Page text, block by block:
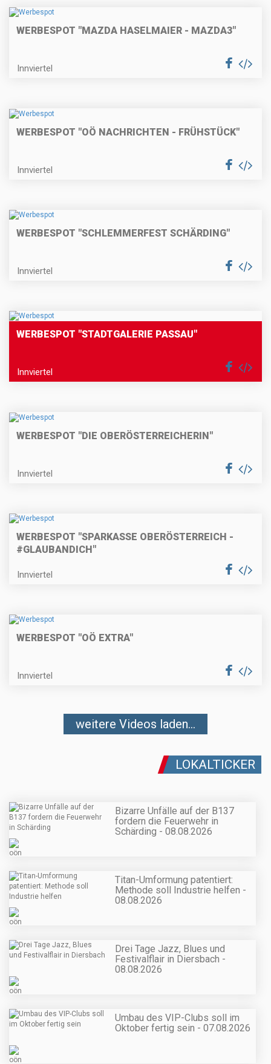
WERBESPOT "MAZDA HASELMAIER - MAZDA3"
Innviertel
WERBESPOT "OÖ NACHRICHTEN - FRÜHSTÜCK"
Innviertel
WERBESPOT "SCHLEMMERFEST SCHÄRDING"
Innviertel
WERBESPOT "STADTGALERIE PASSAU"
Innviertel
WERBESPOT "DIE OBERÖSTERREICHERIN"
Innviertel
WERBESPOT "SPARKASSE OBERÖSTERREICH -
#GLAUBANDICH"
Innviertel
WERBESPOT "OÖ EXTRA"
Innviertel
weitere Videos laden...
LOKALTICKER
Bizarre Unfälle auf der B137
fordern die Feuerwehr in
Schärding - 08.08.2026
Titan-Umformung patentiert:
Methode soll Industrie helfen -
08.08.2026
Drei Tage Jazz, Blues und
Festivalflair in Diersbach -
08.08.2026
Umbau des VIP-Clubs soll im
Oktober fertig sein - 07.08.2026